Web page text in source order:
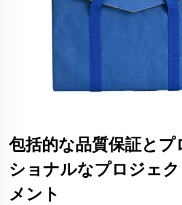
包括的な品質保証とプ
ショナルなプロジェ
メント